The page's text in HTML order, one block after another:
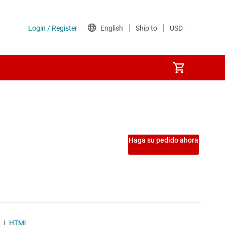
Haga su pedido ahora
| HTML